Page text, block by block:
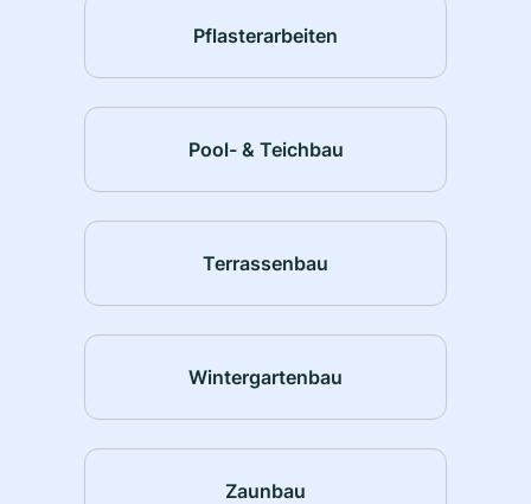
Pflasterarbeiten
Pool- & Teichbau
Terrassenbau
Wintergartenbau
Zaunbau